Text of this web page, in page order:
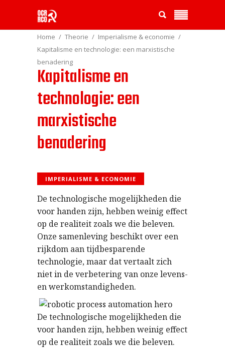
Home Theorie
Imperialisme & economie
Kapitalisme en technologie: een marxistische
benadering
Kapitalisme en
technologie: een
marxistische
benadering
IMPERIALISME & ECONOMIE
De technologische mogelijkheden die
voor handen zijn, hebben weinig effect
op de realiteit zoals we die beleven.
Onze samenleving beschikt over een
rijkdom aan tijdbesparende
technologie, maar dat vertaalt zich
niet in de verbetering van onze levens-
en werkomstandigheden.
De technologische mogelijkheden die
voor handen zijn, hebben weinig effect
op de realiteit zoals we die beleven.